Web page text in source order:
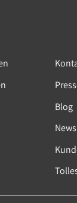
2024 steigt die
nach
für den
steigende
ziehen
Blog